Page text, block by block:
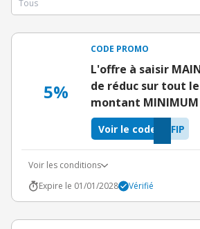
5%
CODE PROMO
L'offre à saisir
de réduc sur tout le
montant
FIP
Voir le code
Voir les conditions
Expire le 01/01/2028
Vérifié